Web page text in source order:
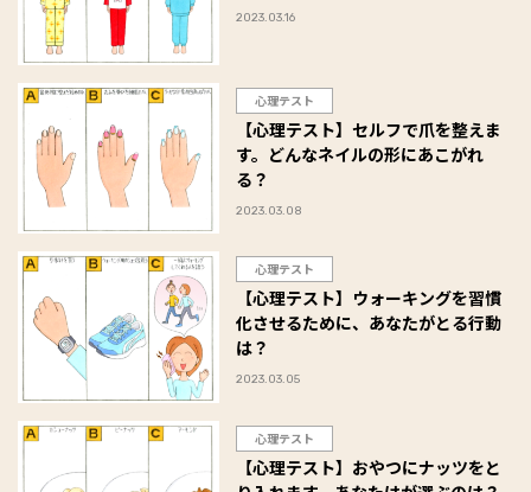
2023.03.16
心理テスト
【心理テスト】セルフで爪を整えま
す。どんなネイルの形にあこがれ
る？
2023.03.08
心理テスト
【心理テスト】ウォーキングを習慣
化させるために、あなたがとる行動
は？
2023.03.05
心理テスト
【心理テスト】おやつにナッツをと